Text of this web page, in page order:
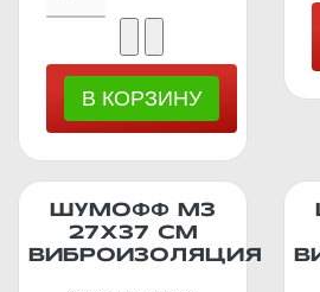
ШУМОФФ М3
27Х37 СМ
ВИБРОИЗОЛЯЦИЯ